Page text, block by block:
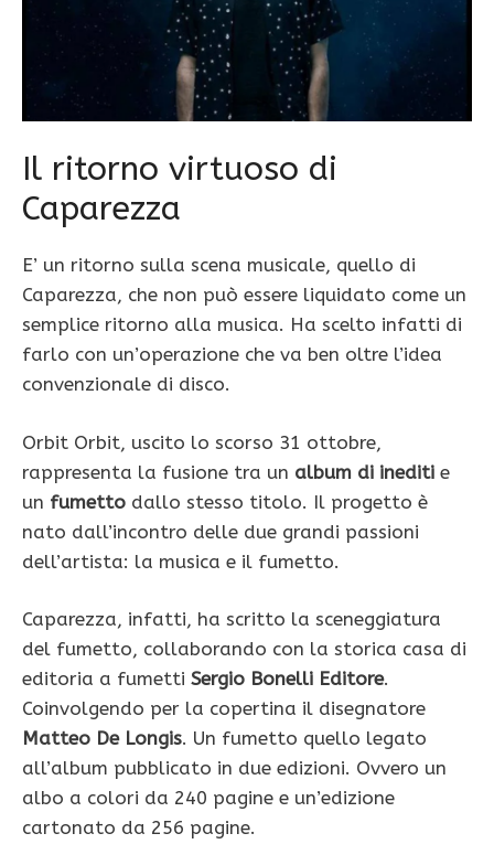
Il ritorno virtuoso di
Caparezza
E’ un ritorno sulla scena musicale, quello di
Caparezza, che non può essere liquidato come un
semplice ritorno alla musica. Ha scelto infatti di
farlo con un’operazione che va ben oltre l’idea
convenzionale di disco.
Orbit Orbit, uscito lo scorso 31 ottobre,
rappresenta la fusione tra un album di inediti e
un fumetto dallo stesso titolo. Il progetto è
nato dall’incontro delle due grandi passioni
dell’artista: la musica e il fumetto.
Caparezza, infatti, ha scritto la sceneggiatura
del fumetto, collaborando con la storica casa di
editoria a fumetti Sergio Bonelli Editore.
Coinvolgendo per la copertina il disegnatore
Matteo De Longis. Un fumetto quello legato
all’album pubblicato in due edizioni. Ovvero un
albo a colori da 240 pagine e un’edizione
cartonato da 256 pagine.